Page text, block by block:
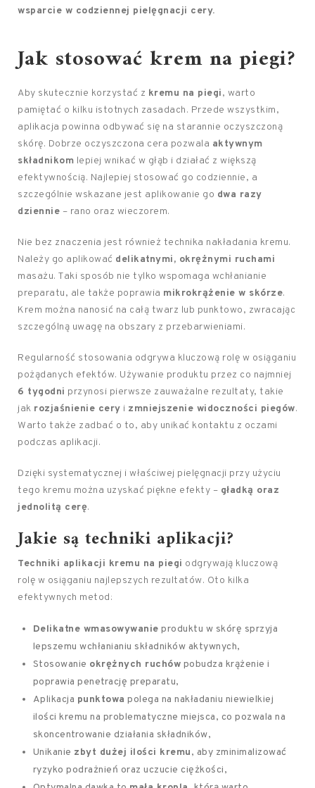
wsparcie w codziennej pielęgnacji cery.
Jak stosować krem na piegi?
Aby skutecznie korzystać z kremu na piegi, warto
pamiętać o kilku istotnych zasadach. Przede wszystkim,
aplikacja powinna odbywać się na starannie oczyszczoną
skórę. Dobrze oczyszczona cera pozwala aktywnym
składnikom lepiej wnikać w głąb i działać z większą
efektywnością. Najlepiej stosować go codziennie, a
szczególnie wskazane jest aplikowanie go dwa razy
dziennie – rano oraz wieczorem.
Nie bez znaczenia jest również technika nakładania kremu.
Należy go aplikować delikatnymi, okrężnymi ruchami
masażu. Taki sposób nie tylko wspomaga wchłanianie
preparatu, ale także poprawia mikrokrążenie w skórze.
Krem można nanosić na całą twarz lub punktowo, zwracając
szczególną uwagę na obszary z przebarwieniami.
Regularność stosowania odgrywa kluczową rolę w osiąganiu
pożądanych efektów. Używanie produktu przez co najmniej
6 tygodni przynosi pierwsze zauważalne rezultaty, takie
jak rozjaśnienie cery i zmniejszenie widoczności piegów.
Warto także zadbać o to, aby unikać kontaktu z oczami
podczas aplikacji.
Dzięki systematycznej i właściwej pielęgnacji przy użyciu
tego kremu można uzyskać piękne efekty – gładką oraz
jednolitą cerę.
Jakie są techniki aplikacji?
Techniki aplikacji kremu na piegi odgrywają kluczową
rolę w osiąganiu najlepszych rezultatów. Oto kilka
efektywnych metod:
Delikatne wmasowywanie produktu w skórę sprzyja
lepszemu wchłanianiu składników aktywnych,
Stosowanie okrężnych ruchów pobudza krążenie i
poprawia penetrację preparatu,
Aplikacja punktowa polega na nakładaniu niewielkiej
ilości kremu na problematyczne miejsca, co pozwala na
skoncentrowanie działania składników,
Unikanie zbyt dużej ilości kremu, aby zminimalizować
ryzyko podrażnień oraz uczucie ciężkości,